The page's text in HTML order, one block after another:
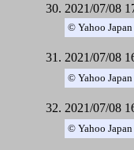
2021/07/08
© Yahoo Japan
2021/07/08
© Yahoo Japan
2021/07/08
© Yahoo Japan